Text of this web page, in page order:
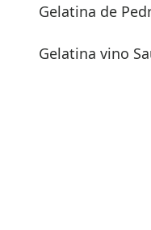
Gelatina de
Gelatina vino